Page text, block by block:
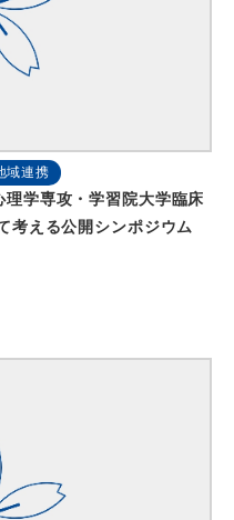
域連携
学専攻・学習院大学臨床
考える公開シンポジウム